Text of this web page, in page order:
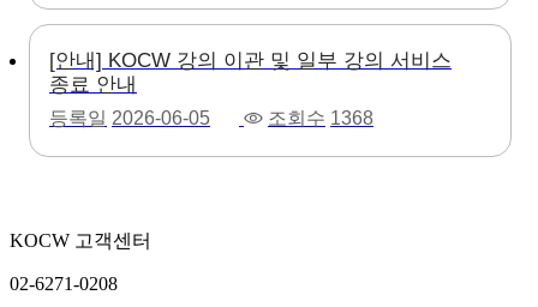
[안내] KOCW 강의 이관 및 일부 강의 서비스
종료 안내
등록일 2026-06-05 조회수 1368
KOCW 고객센터
02-6271-0208